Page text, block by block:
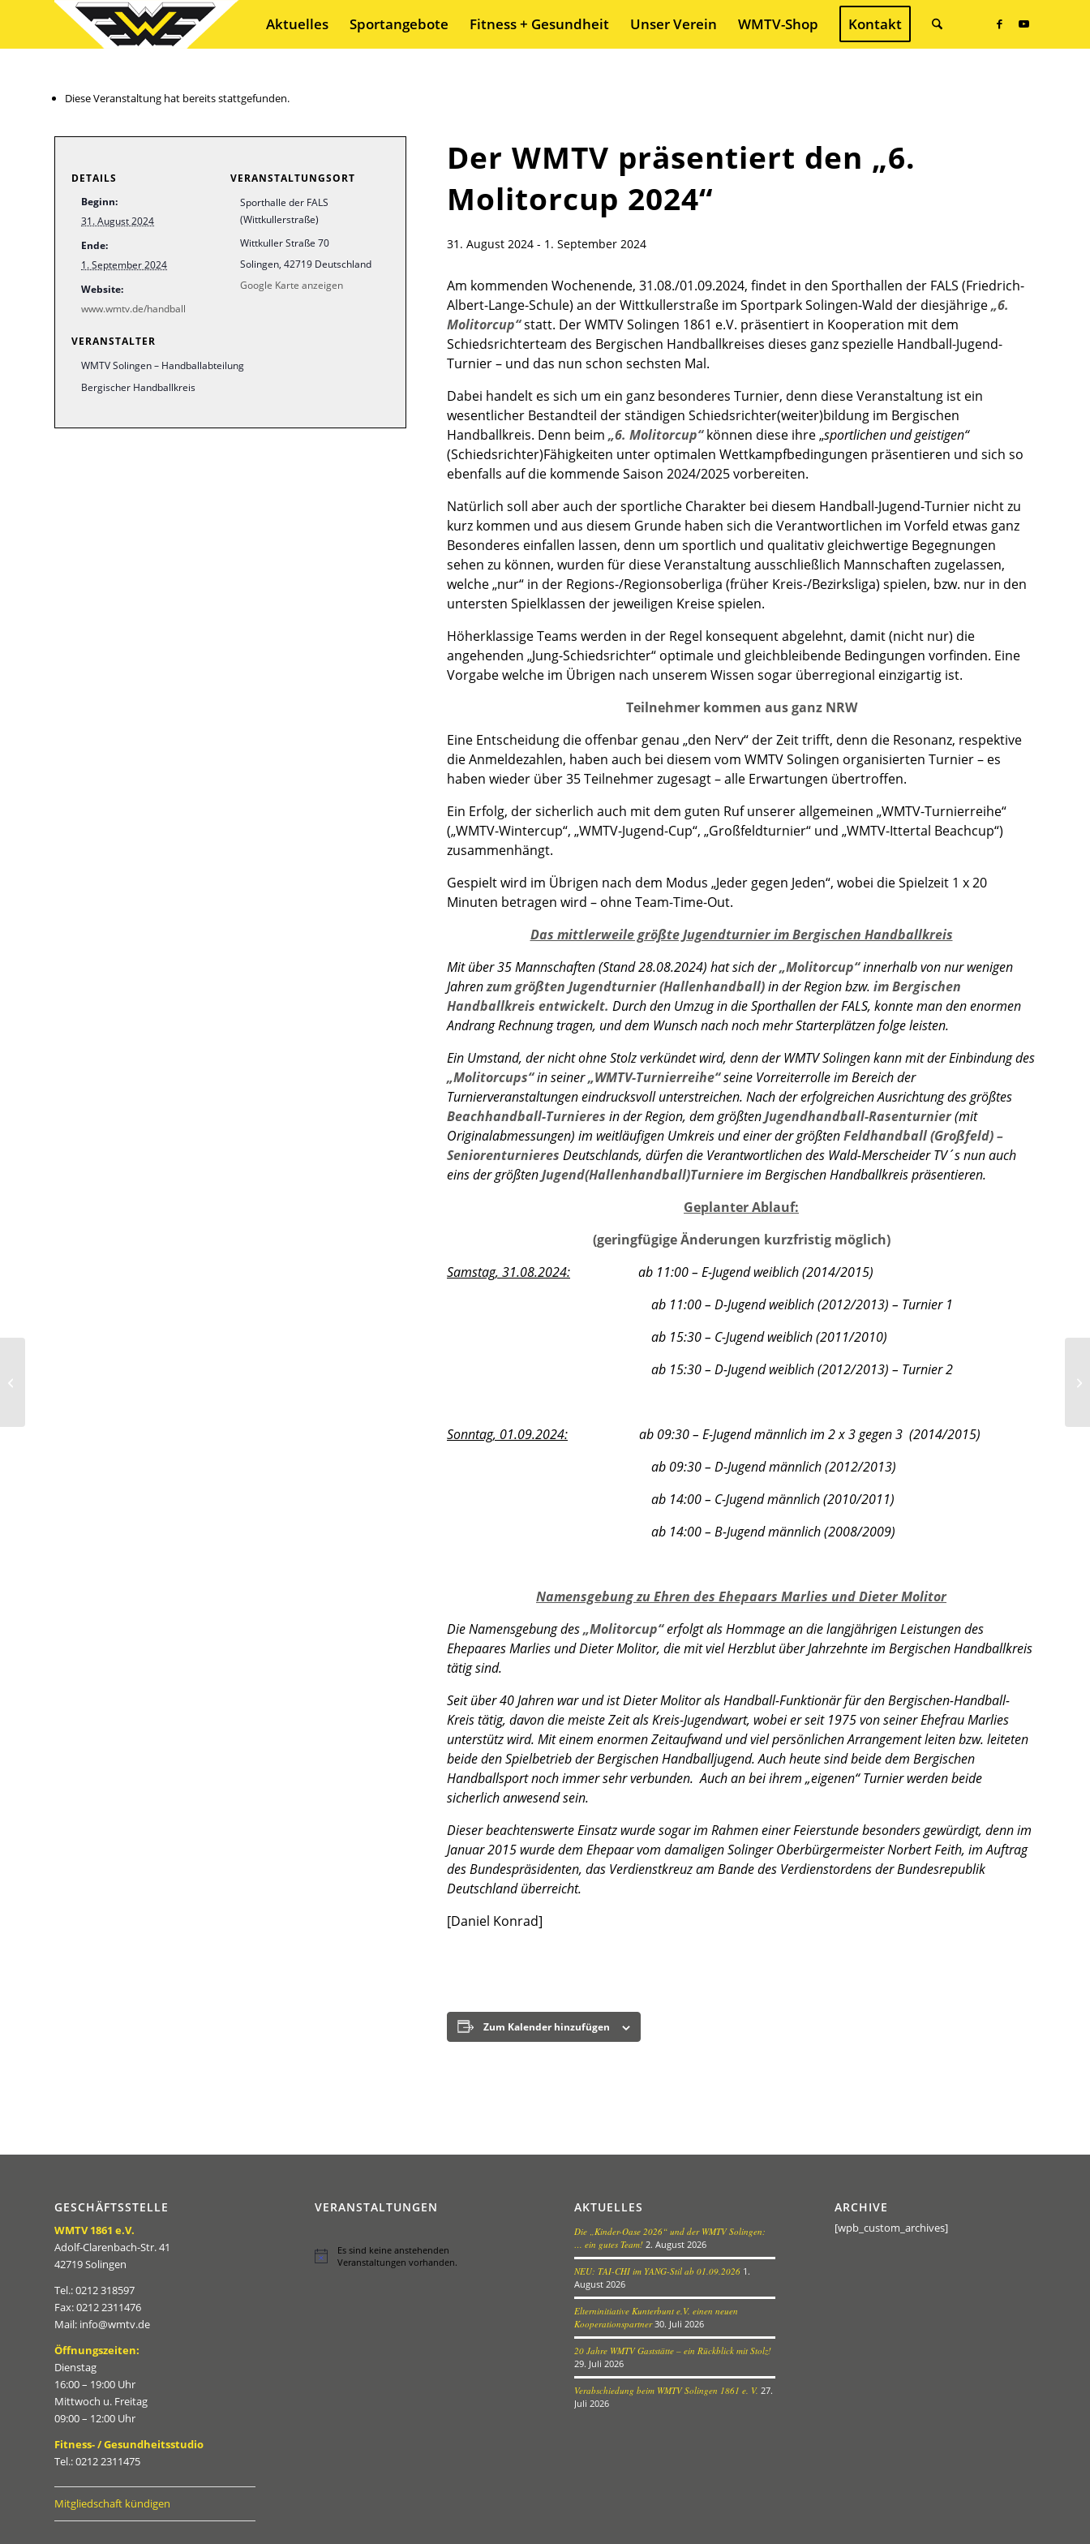
Aktuelles Sportangebote Fitness + Gesundheit Unser Verein WMTV-Shop Kontakt
Diese Veranstaltung hat bereits stattgefunden.
Der WMTV präsentiert den „6.
Molitorcup 2024“
31. August 2024 - 1. September 2024
Am kommenden Wochenende, 31.08./01.09.2024, findet in den Sporthallen der FALS (Friedrich-
Albert-Lange-Schule) an der Wittkullerstraße im Sportpark Solingen-Wald der diesjährige„6.
Molitorcup“statt. Der WMTV Solingen 1861 e.V. präsentiert in Kooperation mit dem
Schiedsrichterteam des Bergischen Handballkreises dieses ganz spezielle Handball-Jugend-
Turnier – und das nun schon sechsten Mal.
Dabei handelt es sich um ein ganz besonderes Turnier, denn diese Veranstaltung ist ein
wesentlicher Bestandteil der ständigen Schiedsrichter(weiter)bildung im Bergischen
Handballkreis. Denn beim „6. Molitorcup“können diese ihre „sportlichen und geistigen“
(Schiedsrichter)Fähigkeiten unter optimalen Wettkampfbedingungen präsentieren und sich so
ebenfalls auf die kommende Saison 2024/2025 vorbereiten.
Natürlich soll aber auch der sportliche Charakter bei diesem Handball-Jugend-Turnier nicht zu
kurz kommen und aus diesem Grunde haben sich die Verantwortlichen im Vorfeld etwas ganz
Besonderes einfallen lassen, denn um sportlich und qualitativ gleichwertige Begegnungen
sehen zu können, wurden für diese Veranstaltung ausschließlich Mannschaften zugelassen,
welche „nur“ in der Regions-/Regionsoberliga (früher Kreis-/Bezirksliga) spielen, bzw. nur in den
untersten Spielklassen der jeweiligen Kreise spielen.
Höherklassige Teams werden in der Regel konsequent abgelehnt, damit (nicht nur) die
angehenden „Jung-Schiedsrichter“ optimale und gleichbleibende Bedingungen vorfinden. Eine
Vorgabe welche im Übrigen nach unserem Wissen sogar überregional einzigartig ist.
Teilnehmer kommen aus ganz NRW
Eine Entscheidung die offenbar genau „den Nerv“ der Zeit trifft, denn die Resonanz, respektive
die Anmeldezahlen, haben auch bei diesem vom WMTV Solingen organisierten Turnier – es
haben wieder über 35 Teilnehmer zugesagt – alle Erwartungen übertroffen.
Ein Erfolg, der sicherlich auch mit dem guten Ruf unserer allgemeinen „WMTV-Turnierreihe“
(„WMTV-Wintercup“, „WMTV-Jugend-Cup“, „Großfeldturnier“ und „WMTV-Ittertal Beachcup“)
zusammenhängt.
Gespielt wird im Übrigen nach dem Modus „Jeder gegen Jeden“, wobei die Spielzeit 1 x 20
Minuten betragen wird – ohne Team-Time-Out.
Das mittlerweile größte Jugendturnier im Bergischen Handballkreis
Mit über 35 Mannschaften (Stand 28.08.2024) hat sich der„Molitorcup“innerhalb von nur wenigen
Jahrenzum größten Jugendturnier (Hallenhandball)in der Region bzw. im Bergischen
Handballkreis entwickelt. Durch den Umzug in die Sporthallen der FALS, konnte man den enormen
Andrang Rechnung tragen, und dem Wunsch nach noch mehr Starterplätzen folge leisten.
Ein Umstand, der nicht ohne Stolz verkündet wird, denn der WMTV Solingen kann mit der Einbindung des
„Molitorcups“in seiner„WMTV-Turnierreihe“seine Vorreiterrolle im Bereich der
Turnierveranstaltungen eindrucksvoll unterstreichen. Nach der erfolgreichen Ausrichtung des größtes
Beachhandball-Turnieres in der Region, dem größtenJugendhandball-Rasenturnier(mit
Originalabmessungen) im weitläufigen Umkreis und einer der größtenFeldhandball (Großfeld) –
Seniorenturnieres Deutschlands, dürfen die Verantwortlichen des Wald-Merscheider TV´s nun auch
eins der größtenJugend(Hallenhandball)Turniereim Bergischen Handballkreis präsentieren.
Geplanter Ablauf:
(geringfügige Änderungen kurzfristig möglich)
Samstag, 31.08.2024: ab 11:00 – E-Jugend weiblich (2014/2015)
ab 11:00 – D-Jugend weiblich (2012/2013) – Turnier 1
ab 15:30 – C-Jugend weiblich (2011/2010)
ab 15:30 – D-Jugend weiblich (2012/2013) – Turnier 2
Sonntag, 01.09.2024: ab 09:30 – E-Jugend männlich im 2 x 3 gegen 3 (2014/2015)
ab 09:30 – D-Jugend männlich (2012/2013)
ab 14:00 – C-Jugend männlich (2010/2011)
ab 14:00 – B-Jugend männlich (2008/2009)
Namensgebung zu Ehren des Ehepaars Marlies und Dieter Molitor
Die Namensgebung des„Molitorcup“erfolgt als Hommage an die langjährigen Leistungen des
Ehepaares Marlies und Dieter Molitor, die mit viel Herzblut über Jahrzehnte im Bergischen Handballkreis
tätig sind.
Seit über 40 Jahren war und ist Dieter Molitor als Handball-Funktionär für den Bergischen-Handball-
Kreis tätig, davon die meiste Zeit als Kreis-Jugendwart, wobei er seit 1975 von seiner Ehefrau Marlies
unterstütz wird. Mit einem enormen Zeitaufwand und viel persönlichen Arrangement leiten bzw. leiteten
beide den Spielbetrieb der Bergischen Handballjugend. Auch heute sind beide dem Bergischen
Handballsport noch immer sehr verbunden. Auch an bei ihrem „eigenen“ Turnier werden beide
sicherlich anwesend sein.
Dieser beachtenswerte Einsatz wurde sogar im Rahmen einer Feierstunde besonders gewürdigt, denn im
Januar 2015 wurde dem Ehepaar vom damaligen Solinger Oberbürgermeister Norbert Feith, im Auftrag
des Bundespräsidenten, das Verdienstkreuz am Bande des Verdienstordens der Bundesrepublik
Deutschland überreicht.
[Daniel Konrad]
Zum Kalender hinzufügen
DETAILS
Beginn:
31. August 2024
Ende:
1. September 2024
Website:
www.wmtv.de/handball
VERANSTALTUNGSORT
Sporthalle der FALS
(Wittkullerstraße)
Wittkuller Straße 70
Solingen, 42719 Deutschland
Google Karte anzeigen
VERANSTALTER
WMTV Solingen – Handballabteilung
Bergischer Handballkreis
GESCHÄFTSSTELLE
WMTV 1861 e.V.
Adolf-Clarenbach-Str. 41
42719 Solingen
Tel.: 0212 318597
Fax: 0212 2311476
Mail: info@wmtv.de
Öffnungszeiten:
Dienstag
16:00 – 19:00 Uhr
Mittwoch u. Freitag
09:00 – 12:00 Uhr
Fitness- / Gesundheitsstudio
Tel.: 0212 2311475
Mitgliedschaft kündigen
VERANSTALTUNGEN
Hinweis
Es sind keine anstehenden
Veranstaltungen vorhanden.
AKTUELLES
Die „Kinder-Oase 2026“ und der WMTV Solingen:
… ein gutes Team! 2. August 2026
NEU: TAI-CHI im YANG-Stil ab 01.09.2026 1.
August 2026
Elterninitiative Kunterbunt e.V. einen neuen
Kooperationspartner 30. Juli 2026
20 Jahre WMTV Gaststätte – ein Rückblick mit Stolz!
29. Juli 2026
Verabschiedung beim WMTV Solingen 1861 e. V. 27.
Juli 2026
ARCHIVE
[wpb_custom_archives]